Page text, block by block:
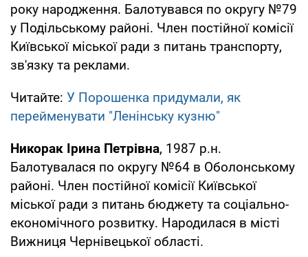
року народження. Балотувався по округу №79
у Подільському районі. Член постійної комісії
Київської міської ради з питань транспорту,
зв'язку та реклами.
Читайте: У Порошенка придумали, як
перейменувати "Ленінську кузню"
Никорак Ірина Петрівна, 1987 р.н.
Балотувалася по округу №64 в Оболонському
районі. Член постійної комісії Київської
міської ради з питань бюджету та соціально-
економічного розвитку. Народилася в місті
Вижниця Чернівецької області.